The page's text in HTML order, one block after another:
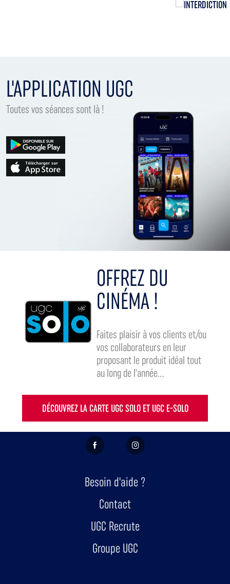
L'APPLICATION UGC
Toutes vos séances sont là !
OFFREZ DU
CINÉMA !
Faites plaisir à vos clients et/ou
vos collaborateurs en leur
proposant le produit idéal tout
au long de l'année...
DÉCOUVREZ LA CARTE UGC SOLO ET UGC E-SOLO
FACEBOOK INSTAGRAM
Besoin d'aide ?
Contact
UGC Recrute
Groupe UGC